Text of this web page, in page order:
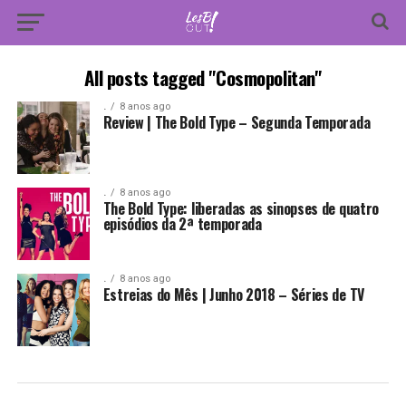
All posts tagged "Cosmopolitan"
. 8 anos ago
Review | The Bold Type – Segunda Temporada
. 8 anos ago
The Bold Type: liberadas as sinopses de quatro
episódios da 2ª temporada
. 8 anos ago
Estreias do Mês | Junho 2018 – Séries de TV